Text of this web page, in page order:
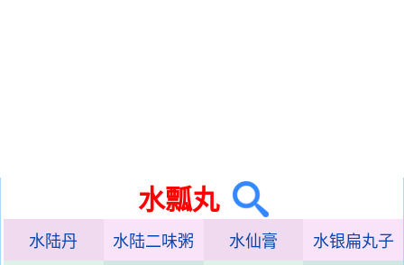
水瓢丸
水陆丹 水陆二味粥 水仙膏 水银扁丸子